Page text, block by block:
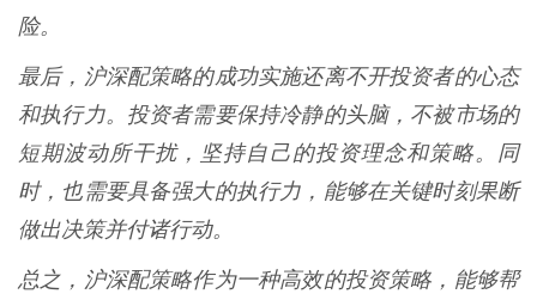
险。
最后，沪深配策略的成功实施还离不开投资者的心态
和执行力。投资者需要保持冷静的头脑，不被市场的
短期波动所干扰，坚持自己的投资理念和策略。同
时，也需要具备强大的执行力，能够在关键时刻果断
做出决策并付诸行动。
总之，沪深配策略作为一种高效的投资策略，能够帮